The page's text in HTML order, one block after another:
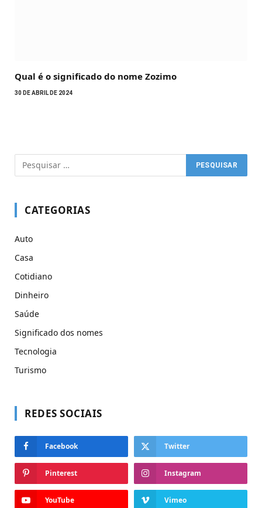
Qual é o significado do nome Zozimo
30 DE ABRIL DE 2024
CATEGORIAS
Auto
Casa
Cotidiano
Dinheiro
Saúde
Significado dos nomes
Tecnologia
Turismo
REDES SOCIAIS
Facebook Twitter
Pinterest Instagram
YouTube Vimeo